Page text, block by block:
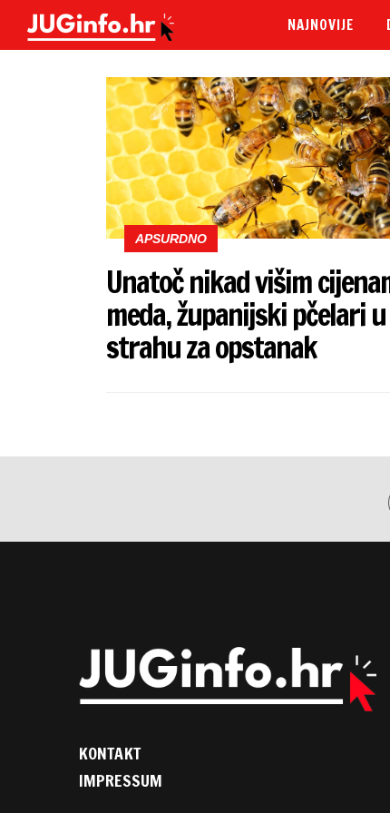
NAJNOVIJE
APSURDNO
Unatoč nikad višim
meda, županijski pčelari u
strahu za opstanak
KONTAKT
IMPRESSUM